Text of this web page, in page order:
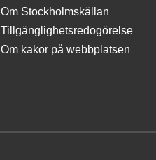
Om Stockholmskällan
Tillgänglighetsredogörelse
Om kakor på webbplatsen